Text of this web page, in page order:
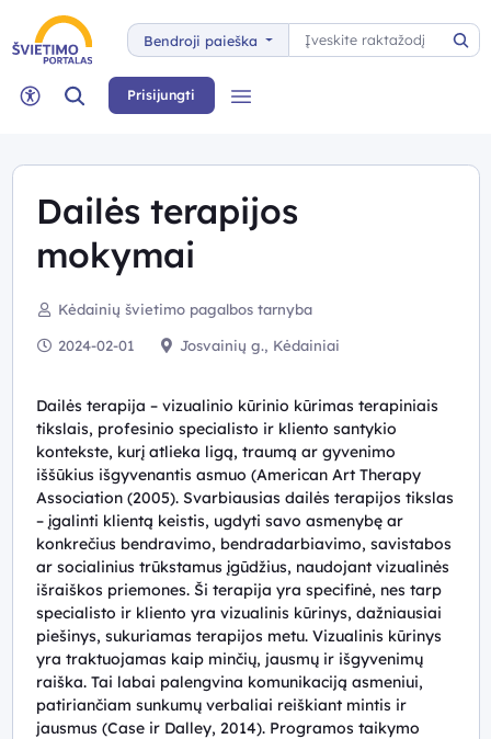
Bendroji paieška
Paieška
Neįgaliųjų rėžimas
Paieška Prisijungti
Dailės terapijos
mokymai
Kėdainių švietimo pagalbos tarnyba
2024-02-01 Josvainių g., Kėdainiai
Dailės terapija – vizualinio kūrinio kūrimas terapiniais
tikslais, profesinio specialisto ir kliento santykio
kontekste, kurį atlieka ligą, traumą ar gyvenimo
iššūkius išgyvenantis asmuo (American Art Therapy
Association (2005). Svarbiausias dailės terapijos tikslas
– įgalinti klientą keistis, ugdyti savo asmenybę ar
konkrečius bendravimo, bendradarbiavimo, savistabos
ar socialinius trūkstamus įgūdžius, naudojant vizualinės
išraiškos priemones. Ši terapija yra specifinė, nes tarp
specialisto ir kliento yra vizualinis kūrinys, dažniausiai
piešinys, sukuriamas terapijos metu. Vizualinis kūrinys
yra traktuojamas kaip minčių, jausmų ir išgyvenimų
raiška. Tai labai palengvina komunikaciją asmeniui,
patiriančiam sunkumų verbaliai reiškiant mintis ir
jausmus (Case ir Dalley, 2014). Programos taikymo